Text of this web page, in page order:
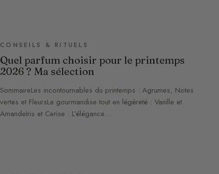
CONSEILS & RITUELS
Quel parfum choisir pour le printemps
2026 ? Ma sélection
SommaireLes incontournables du printemps : Agrumes, Notes
vertes et FleursLa gourmandise tout en légèreté : Vanille et
AmandeIris et Cerise : L’élégance…